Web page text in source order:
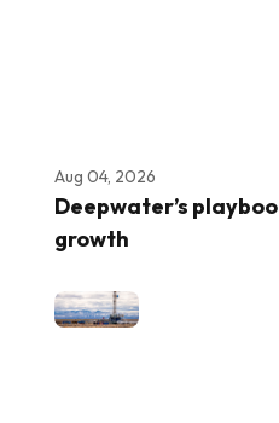
Aug 04, 2026
Deepwater’s
growth